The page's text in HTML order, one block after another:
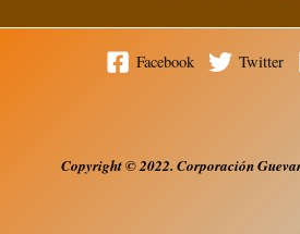
Facebook Twitter
Copyright© 2022. Corporación